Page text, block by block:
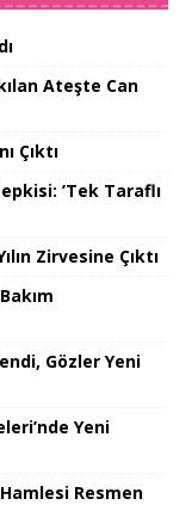
Ateşte Can
Çıktı
’Tek Taraflı
Zirvesine Çıktı
Gözler Yeni
Yeni
Resmen